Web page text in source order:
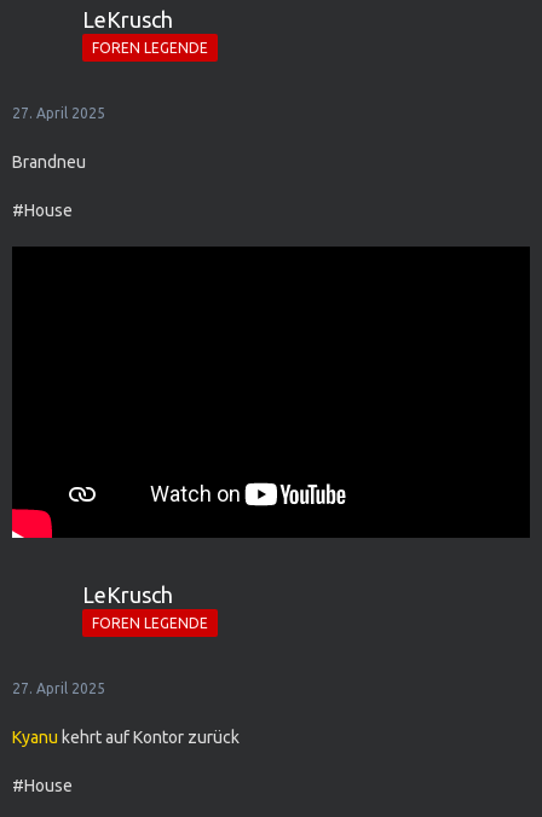
LeKrusch
FOREN LEGENDE
27. April 2025
Brandneu
#House
LeKrusch
FOREN LEGENDE
27. April 2025
Kyanu kehrt auf Kontor zurück
#House